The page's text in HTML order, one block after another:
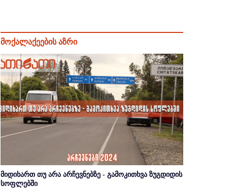
მოქალაქეების აზრი
მიდიხართ თუ არა არჩევნებზე - გამოკითხვა ზუგდიდის
სოფლებში